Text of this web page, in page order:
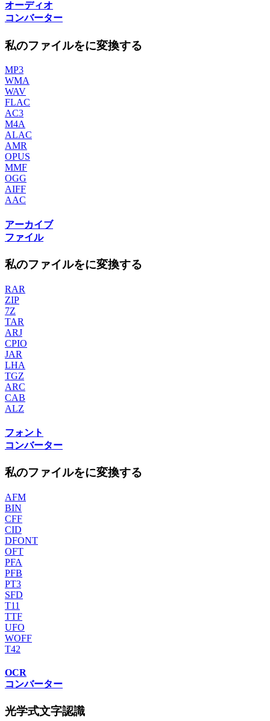
オーディオ
コンバーター
私のファイルをに変換する
MP3
WMA
WAV
FLAC
AC3
M4A
ALAC
AMR
OPUS
MMF
OGG
AIFF
AAC
アーカイブ
ファイル
私のファイルをに変換する
RAR
ZIP
7Z
TAR
ARJ
CPIO
JAR
LHA
TGZ
ARC
CAB
ALZ
フォント
コンバーター
私のファイルをに変換する
AFM
BIN
CFF
CID
DFONT
OFT
PFA
PFB
PT3
SFD
T11
TTF
UFO
WOFF
T42
OCR
コンバーター
光学式文字認識